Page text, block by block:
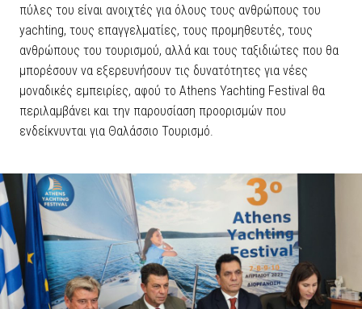
πύλες του είναι ανοιχτές για όλους τους ανθρώπους του
yachting, τους επαγγελματίες, τους προμηθευτές, τους
ανθρώπους του τουρισμού, αλλά και τους ταξιδιώτες που θα
μπορέσουν να εξερευνήσουν τις δυνατότητες για νέες
μοναδικές εμπειρίες, αφού το Athens Yachting Festival θα
περιλαμβάνει και την παρουσίαση προορισμών που
ενδείκνυνται για Θαλάσσιο Τουρισμό.